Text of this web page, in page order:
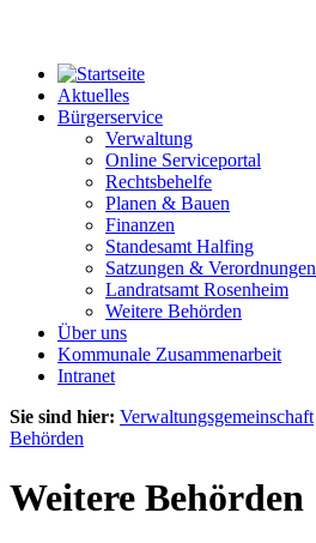
Aktuelles
Bürgerservice
Verwaltung
Online Serviceportal
Rechtsbehelfe
Planen & Bauen
Finanzen
Standesamt Halfing
Satzungen & Verordnungen
Landratsamt Rosenheim
Weitere Behörden
Über uns
Kommunale Zusammenarbeit
Intranet
Sie sind hier: Verwaltungsgemeinschaft
Behörden
Weitere Behörden